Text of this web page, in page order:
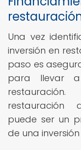
Una vez
inversión en
paso es
para llevar
restauración
puede ser un
de una